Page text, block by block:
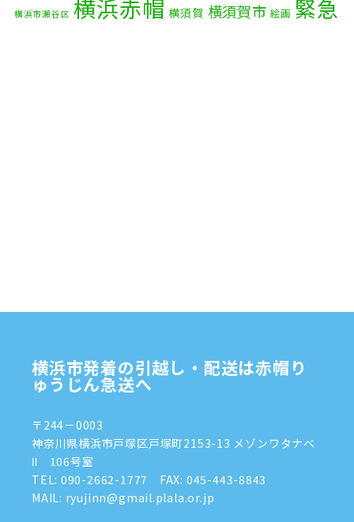
2025年7月(6)
2024年9月(2)
2024年7月
(8)
2024年5月(2)
2024年4月(3)
2024年3月(8)
横浜市瀬谷区 横浜赤帽 横須賀 横須賀市 絵画 緊急
横浜市発着の引越し・配送は赤帽り
ゅうじん急送へ
〒244－0003
神奈川県横浜市戸塚区戸塚町2153-13 メゾンワタナベ
Ⅱ 106号室
TEL: 090-2662-1777
FAX: 045-443-8843
MAIL: ryujinn@gmail.plala.or.jp